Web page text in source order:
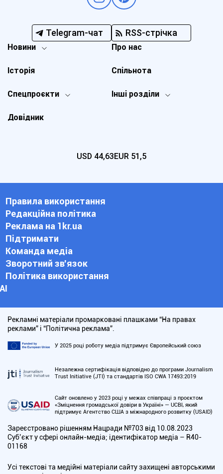
Telegram-чат RSS-стрічка
Новини
Спецпроєкти Інші розділи
Історія
Про нас
Довідник
Спільнота
USD 44,63EUR 51,5
Правила використання
Редакційна політика
Реклама на 1kr.ua
Підтримати
Команда медіа
Зворотний зв'язок
Політика використання
АІ
Рекламні матеріали промарковані плашками “На правах
реклами” і “Політична реклама”.
У 2025 році роботу медіа підтримує Європейський союз
Незалежна сертифікація відповідно до програми Journalism
Trust Initiative (JTI) та стандартів ISO CWA 17493:2019
Сайт оновлено у 2023 році у межах співпраці з проєктом
«Зміцнення громадської довіри в Україні» — UCBI, який
підтримує Агентство США з міжнародного розвитку (USAID)
Зареєстровано рішенням Нацради №703 від 10.08.2023
Cуб’єкт у сфері онлайн-медіа; ідентифікатор медіа – R40-
01168
Усі текстові та медійні матеріали сайту захищені авторськими